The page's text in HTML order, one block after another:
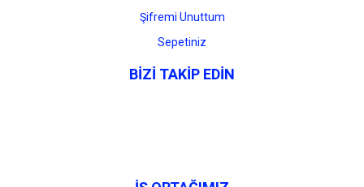
Şifremi Unuttum
Sepetiniz
BİZİ TAKİP EDİN